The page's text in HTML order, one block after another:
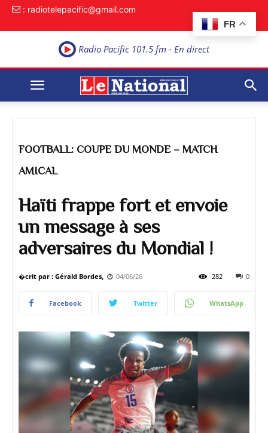
FR
: radiotelepacific@gmail.com
Radio Pacific 101.5 fm - En direct
FOOTBALL: COUPE DU MONDE – MATCH
AMICAL
Haïti frappe fort et envoie
un message à ses
adversaires du Mondial !
�crit par : Gérald Bordes, 04/06/26 0
282
Facebook Twitter WhatsApp